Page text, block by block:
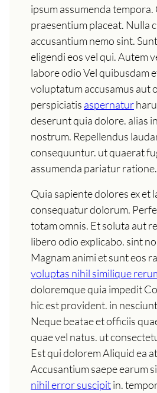
ipsum assumenda tempora.
praesentium placeat. Nulla
accusantium nemo sint.
eligendi eos vel qui. Autem
labore odio Vel quibusdam
voluptatum accusamus aut
perspiciatis aspernatur
deserunt quia dolore. alias
nostrum. Repellendus
consequuntur. ut quaerat
assumenda pariatur ratione.
Quia sapiente dolores ex et
consequatur dolorum.
totam omnis. Et soluta aut
libero odio explicabo. sint
Magnam animi et sunt eos
voluptas nihil similique
doloremque quia impedit
hic est provident. in
Neque beatae et officiis
quae vel natus. ut
Est qui dolorem Aliquid ea
Accusantium saepe earum
nihil error suscipitin.